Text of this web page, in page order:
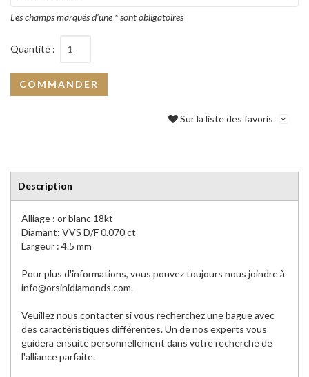
Les champs marqués d'une * sont obligatoires
Quantité :
COMMANDER
Sur la liste des favoris
Description
Alliage : or blanc 18kt
Diamant: VVS D/F 0.070 ct
Largeur : 4.5 mm
Pour plus d'informations, vous pouvez toujours nous joindre à
info@orsinidiamonds.com.
Veuillez nous contacter si vous recherchez une bague avec
des caractéristiques différentes. Un de nos experts vous
guidera ensuite personnellement dans votre recherche de
l'alliance parfaite.